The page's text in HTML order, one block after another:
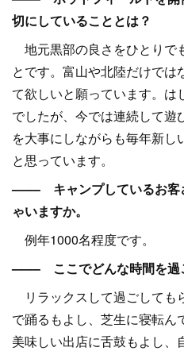
切にしていることとは？
地元黒部の良さをひとりで
とです。富山や北陸だけで
て欲しいと願っています。は
でしたが、今では連続して遊
を大事にしながらも毎年新
と思っています。
–––– キャンプしているお客
ゃいますか。
例年1000名程度です。
–––– ここでどんな時間を過
リラックスして過ごしても
で踊るもよし、芝生に寝転
美味しい出店に舌鼓もよし、